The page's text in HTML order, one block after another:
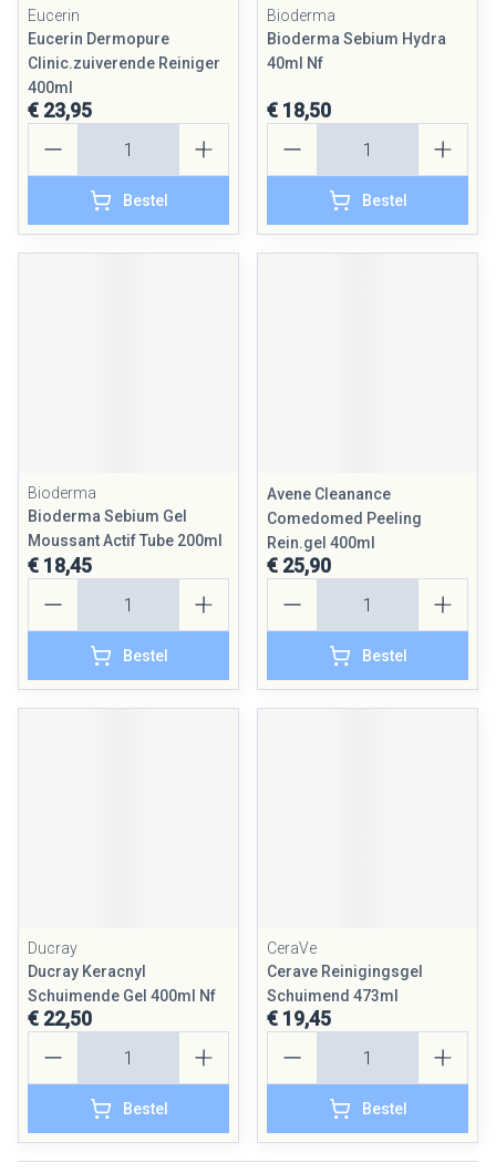
Eucerin
Eucerin Dermopure
Clinic.zuiverende Reiniger
400ml
€ 23,95
Bestel
Bioderma
Bioderma Sebium Hydra
40ml Nf
€ 18,50
Bestel
Bioderma
Bioderma Sebium Gel
Moussant Actif Tube 200ml
€ 18,45
Bestel
Avene Cleanance
Comedomed Peeling
Rein.gel 400ml
€ 25,90
Bestel
Ducray
Ducray Keracnyl
Schuimende Gel 400ml Nf
€ 22,50
Bestel
CeraVe
Cerave Reinigingsgel
Schuimend 473ml
€ 19,45
Bestel